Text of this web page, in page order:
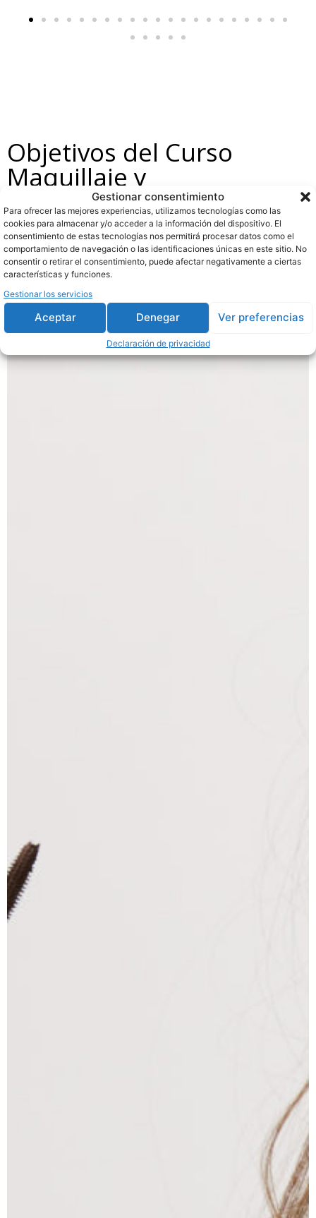
Gestionar consentimiento
Para ofrecer las mejores experiencias, utilizamos tecnologías como las
cookies para almacenar y/o acceder a la información del dispositivo. El
consentimiento de estas tecnologías nos permitirá procesar datos como el
comportamiento de navegación o las identificaciones únicas en este sitio. No
consentir o retirar el consentimiento, puede afectar negativamente a ciertas
características y funciones.
Gestionar los servicios
Aceptar Denegar Ver preferencias
Declaración de privacidad
Objetivos del Curso
Maquillaje y
caracterización de
efectos especiales